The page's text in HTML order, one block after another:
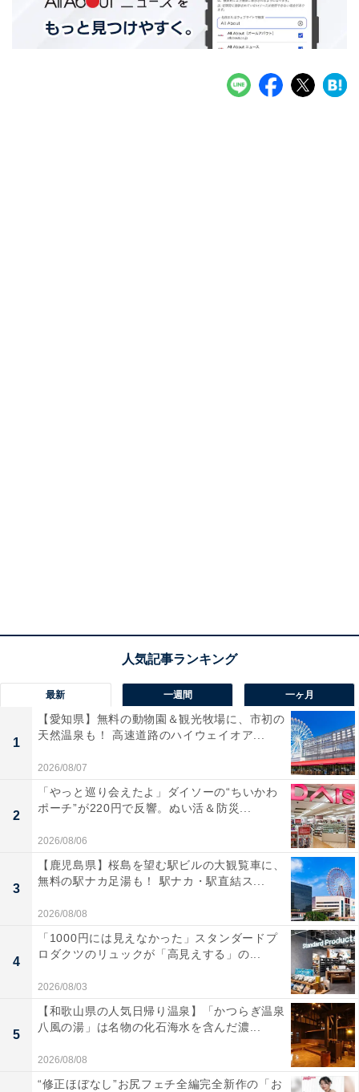
最新 一週間 一ヶ月
1
【愛知県】無料の動物園＆観光牧場に、市初の
天然温泉も！ 高速道路のハイウェイオア...
2026/08/07
2
「やっと巡り会えたよ」ダイソーの“ちいかわ
ポーチ”が220円で反響。ぬい活＆防災...
2026/08/06
3
【鹿児島県】桜島を望む駅ビルの大観覧車に、
無料の駅ナカ足湯も！ 駅ナカ・駅直結ス...
2026/08/08
4
「1000円には見えなかった」スタンダードプ
ロダクツのリュックが「高見えする」の...
2026/08/03
5
【和歌山県の人気日帰り温泉】「かつらぎ温泉
八風の湯」は名物の化石海水を含んだ濃...
2026/08/08
“修正ほぼなし”お尻フェチ全編完全新作の「お